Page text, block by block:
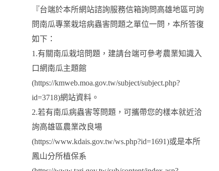
『台端於本所網站諮詢服務信箱詢問高雄地區可詢
問南瓜專業栽培病蟲害問題之單位一問，本所答復
如下：
1.有關南瓜栽培問題，建請台端可參考農業知識入
口網南瓜主題館
(https://kmweb.moa.gov.tw/subject/subject.php?
id=3718)網站資料。
2.若有南瓜病蟲害等問題，可攜帶您的樣本就近洽
詢高雄區農業改良場
(https://www.kdais.gov.tw/ws.php?id=1691)或是本所
鳳山分所植保系